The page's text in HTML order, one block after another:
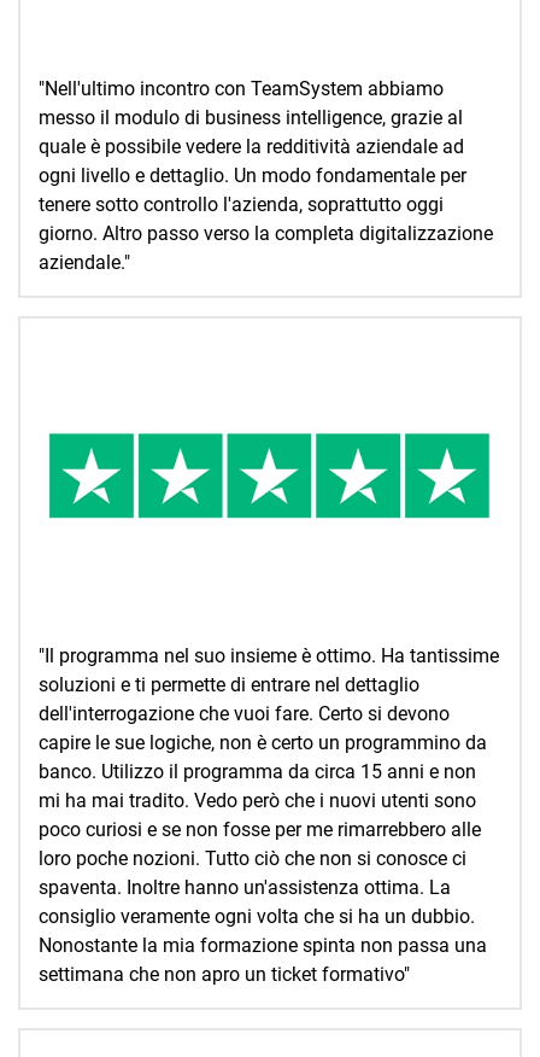
"Nell'ultimo incontro con TeamSystem abbiamo
messo il modulo di business intelligence, grazie al
quale è possibile vedere la redditività aziendale ad
ogni livello e dettaglio. Un modo fondamentale per
tenere sotto controllo l'azienda, soprattutto oggi
giorno. Altro passo verso la completa digitalizzazione
aziendale."
"Il programma nel suo insieme è ottimo. Ha tantissime
soluzioni e ti permette di entrare nel dettaglio
dell'interrogazione che vuoi fare. Certo si devono
capire le sue logiche, non è certo un programmino da
banco. Utilizzo il programma da circa 15 anni e non
mi ha mai tradito. Vedo però che i nuovi utenti sono
poco curiosi e se non fosse per me rimarrebbero alle
loro poche nozioni. Tutto ciò che non si conosce ci
spaventa. Inoltre hanno un'assistenza ottima. La
consiglio veramente ogni volta che si ha un dubbio.
Nonostante la mia formazione spinta non passa una
settimana che non apro un ticket formativo"